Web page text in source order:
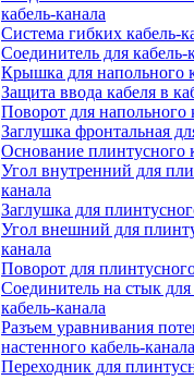
кабель-канала
Система гибких кабель-
Соединитель для кабель-
Крышка для напольного
Защита ввода кабеля в
Поворот для напольного
Заглушка фронтальная
Основание плинтусного
Угол внутренний для
канала
Заглушка для
Угол внешний для
канала
Поворот для
Соединитель на стык
кабель-канала
Разъем уравнивания
настенного кабель-канала
Переходник для